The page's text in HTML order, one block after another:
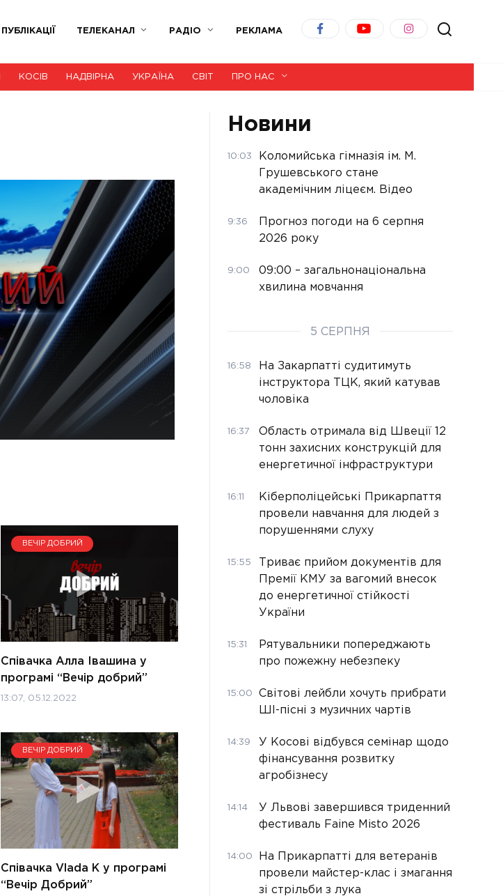
ПУБЛІКАЦІЇ ТЕЛЕКАНАЛ РАДІО РЕКЛАМА
КОСІВ НАДВІРНА УКРАЇНА СВІТ ПРО НАС
ВЕЧІР ДОБРИЙ
Співачка Алла Івашина у
програмі “Вечір добрий”
13:07, 05.12.2022
ВЕЧІР ДОБРИЙ
Співачка Vlada K у програмі
“Вечір Добрий”
Новини
10:03
Коломийська гімназія ім. М.
Грушевського стане
академічним ліцеєм. Відео
9:36
Прогноз погоди на 6 серпня
2026 року
9:00
09:00 – загальнонаціональна
хвилина мовчання
5 СЕРПНЯ
16:58
На Закарпатті судитимуть
інструктора ТЦК, який катував
чоловіка
16:37
Область отримала від Швеції 12
тонн захисних конструкцій для
енергетичної інфраструктури
16:11
Кіберполіцейські Прикарпаття
провели навчання для людей з
порушеннями слуху
15:55
Триває прийом документів для
Премії КМУ за вагомий внесок
до енергетичної стійкості
України
15:31
Рятувальники попереджають
про пожежну небезпеку
15:00
Світові лейбли хочуть прибрати
ШІ-пісні з музичних чартів
14:39
У Косові відбувся семінар щодо
фінансування розвитку
агробізнесу
14:14
У Львові завершився триденний
фестиваль Faine Misto 2026
14:00
На Прикарпатті для ветеранів
провели майстер-клас і змагання
зі стрільби з лука